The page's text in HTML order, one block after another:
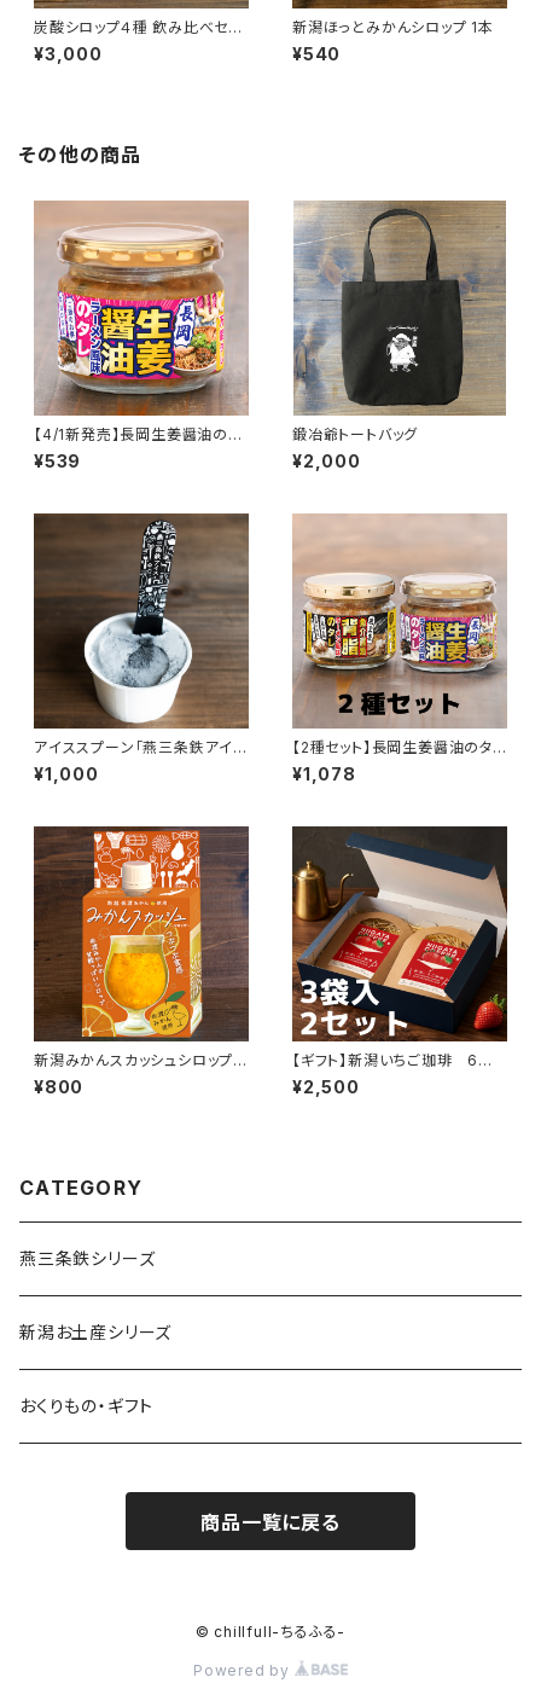
炭酸シロップ４種 飲み比べセッ
ト
¥3,000
新潟ほっとみかんシロップ 1本
¥540
その他の商品
【4/1新発売】長岡生姜醤油のタ
レ｜ラーメン具材入り！かけるだ
けで本格ご当地の味（万能調味
¥539
鍛冶爺トートバッグ
¥2,000
アイススプーン「燕三条鉄アイ
ス」
¥1,000
【2種セット】長岡生姜醤油のタレ
＋燕三条背脂のタレ
¥1,078
新潟みかんスカッシュシロップ 1
本
¥800
【ギフト】新潟いちご珈琲 6袋
（2P×3袋）セット
¥2,500
CATEGORY
燕三条鉄シリーズ
新潟お土産シリーズ
おくりもの・ギフト
商品一覧に戻る
© chillfull-ちるふる-
Powered by